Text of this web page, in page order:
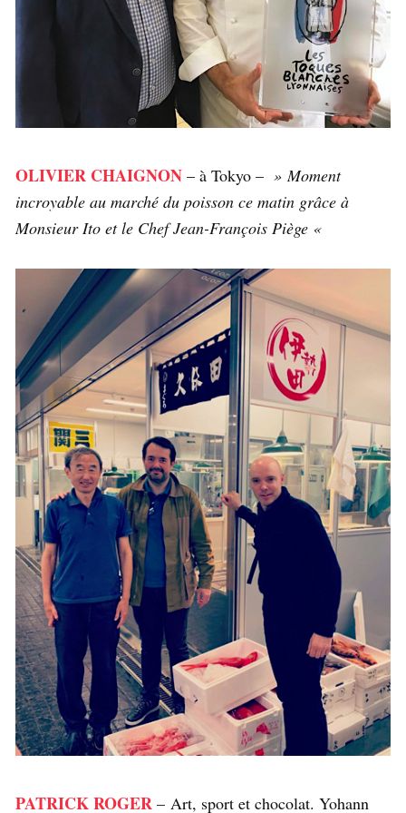
OLIVIER CHAIGNON – à Tokyo – » Moment
incroyable au marché du poisson ce matin grâce à
Monsieur Ito et le Chef Jean-François Piège «
PATRICK ROGER – Art, sport et chocolat. Yohann